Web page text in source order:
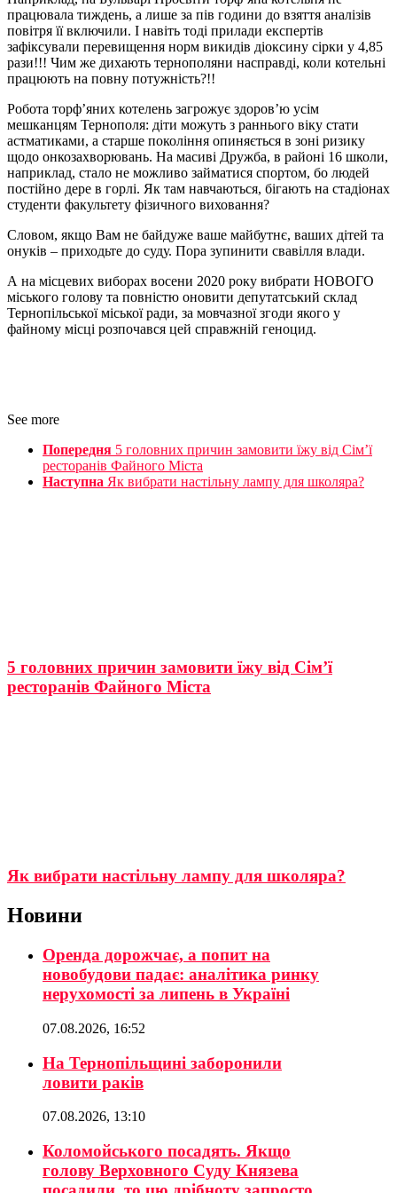
працювала тиждень, а лише за пів години до взяття аналізів
повітря її включили. І навіть тоді прилади експертів
зафіксували перевищення норм викидів діоксину сірки у 4,85
рази!!! Чим же дихають тернополяни насправді, коли котельні
працюють на повну потужність?!!
Робота торф’яних котелень загрожує здоров’ю усім
мешканцям Тернополя: діти можуть з раннього віку стати
астматиками, а старше покоління опиняється в зоні ризику
щодо онкозахворювань. На масиві Дружба, в районі 16 школи,
наприклад, стало не можливо займатися спортом, бо людей
постійно дере в горлі. Як там навчаються, бігають на стадіонах
студенти факультету фізичного виховання?
Словом, якщо Вам не байдуже ваше майбутнє, ваших дітей та
онуків – приходьте до суду. Пора зупинити свавілля влади.
А на місцевих виборах восени 2020 року вибрати НОВОГО
міського голову та повністю оновити депутатський склад
Тернопільської міської ради, за мовчазної згоди якого у
файному місці розпочався цей справжній геноцид.
See more
Попередня 5 головних причин замовити їжу від Сім’ї
ресторанів Файного Міста
Наступна Як вибрати настільну лампу для школяра?
5 головних причин замовити їжу від Сім’ї
ресторанів Файного Міста
Як вибрати настільну лампу для школяра?
Новини
Оренда дорожчає, а попит на
новобудови падає: аналітика ринку
нерухомості за липень в Україні
07.08.2026, 16:52
На Тернопільщині заборонили
ловити раків
07.08.2026, 13:10
Коломойського посадять. Якщо
голову Верховного Суду Князева